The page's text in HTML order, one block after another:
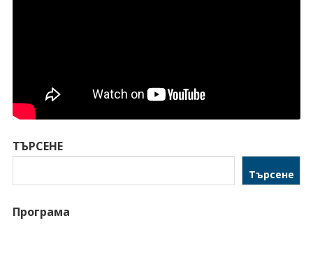
ТЪРСЕНЕ
Търсене
Програма